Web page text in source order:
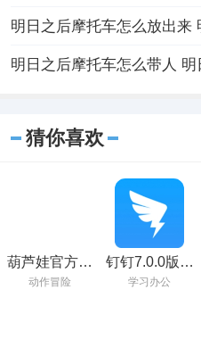
猜你喜欢
葫芦娃官方免
费下载
动作冒险
钉钉7.0.0版下
载
学习办公